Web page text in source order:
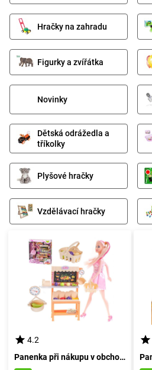
Hračky na zahradu
Figurky a zvířátka
Novinky
Dětská odrážedla a
tříkolky
Plyšové hračky
Vzdělávací hračky
4.2
Panenka při nákupu v obchodě